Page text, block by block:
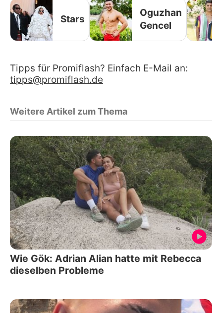
Stars
Oguzhan
Gencel
Tipps für Promiflash? Einfach E-Mail an:
tipps@promiflash.de
Weitere Artikel zum Thema
Wie Gök: Adrian Alian hatte mit Rebecca
dieselben Probleme